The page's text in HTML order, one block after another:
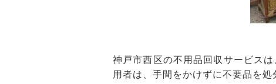
神戸市西区の不用品回収サービス
用者は、手間をかけずに不要品を